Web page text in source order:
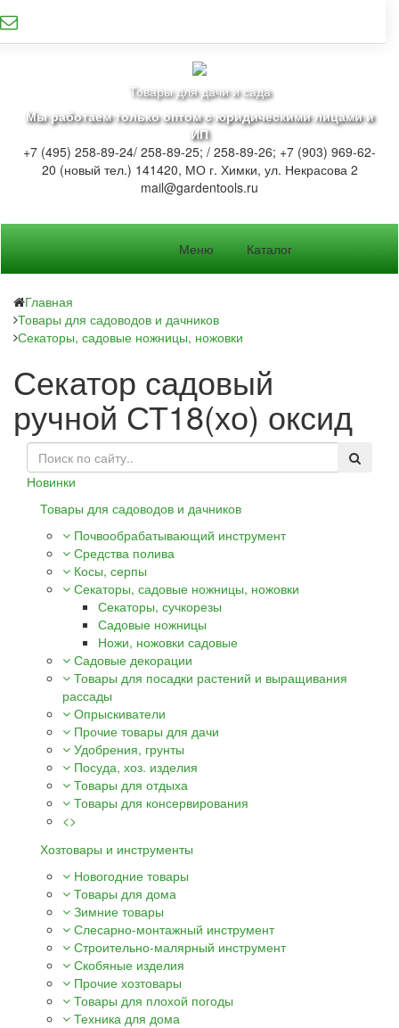
Товары для дачи и сада
Мы работаем только оптом с юридическими лицами и
ИП
+7 (495) 258-89-24/ 258-89-25; / 258-89-26; +7 (903) 969-62-
20 (новый тел.) 141420, МО г. Химки, ул. Некрасова 2
mail@gardentools.ru
Каталог
Меню
Главная
Товары для садоводов и дачников
Секаторы, садовые ножницы, ножовки
Секатор садовый
ручной СТ18(хо) оксид
Новинки
Товары для садоводов и дачников
Почвообрабатывающий инструмент
Средства полива
Косы, серпы
Секаторы, садовые ножницы, ножовки
Секаторы, сучкорезы
Садовые ножницы
Ножи, ножовки садовые
Садовые декорации
Товары для посадки растений и выращивания
рассады
Опрыскиватели
Прочие товары для дачи
Удобрения, грунты
Посуда, хоз. изделия
Товары для отдыха
Товары для консервирования
<>
Хозтовары и инструменты
Новогодние товары
Товары для дома
Зимние товары
Слесарно-монтажный инструмент
Строительно-малярный инструмент
Скобяные изделия
Прочие хозтовары
Товары для плохой погоды
Техника для дома